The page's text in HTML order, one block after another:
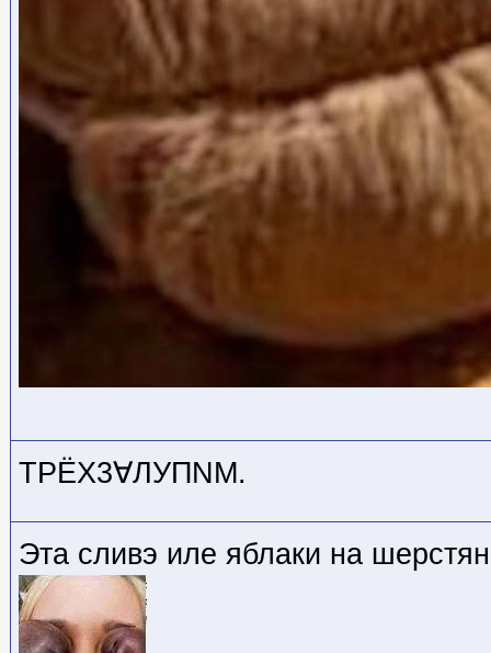
ТРЁХ3∀ЛУПNМ.
Эта сливэ иле яблаки на